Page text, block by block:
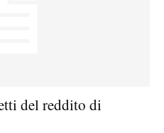
del reddito di